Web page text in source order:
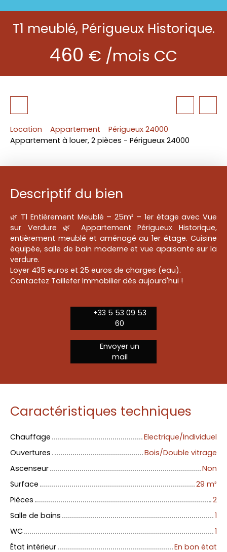
T1 meublé, Périgueux Historique.
460 € /mois CC
Location Appartement
Périgueux 24000
Appartement à louer, 2 pièces - Périgueux 24000
Descriptif du bien
🌿 T1 Entièrement Meublé – 25m² – 1er étage avec Vue
sur Verdure 🌿 Appartement Périgueux Historique,
entièrement meublé et aménagé au 1er étage. Cuisine
équipée, salle de bain moderne et vue apaisante sur la
verdure.
Loyer 435 euros et 25 euros de charges (eau).
Contactez Taillefer Immobilier dès aujourd'hui !
+33 5 53 09 53
60
Envoyer un
mail
Caractéristiques techniques
Chauffage
Electrique/Individuel
Ouvertures
Bois/Double vitrage
Ascenseur
Non
Surface
29 m²
Pièces
2
Salle de bains
1
WC
1
État intérieur
En bon état